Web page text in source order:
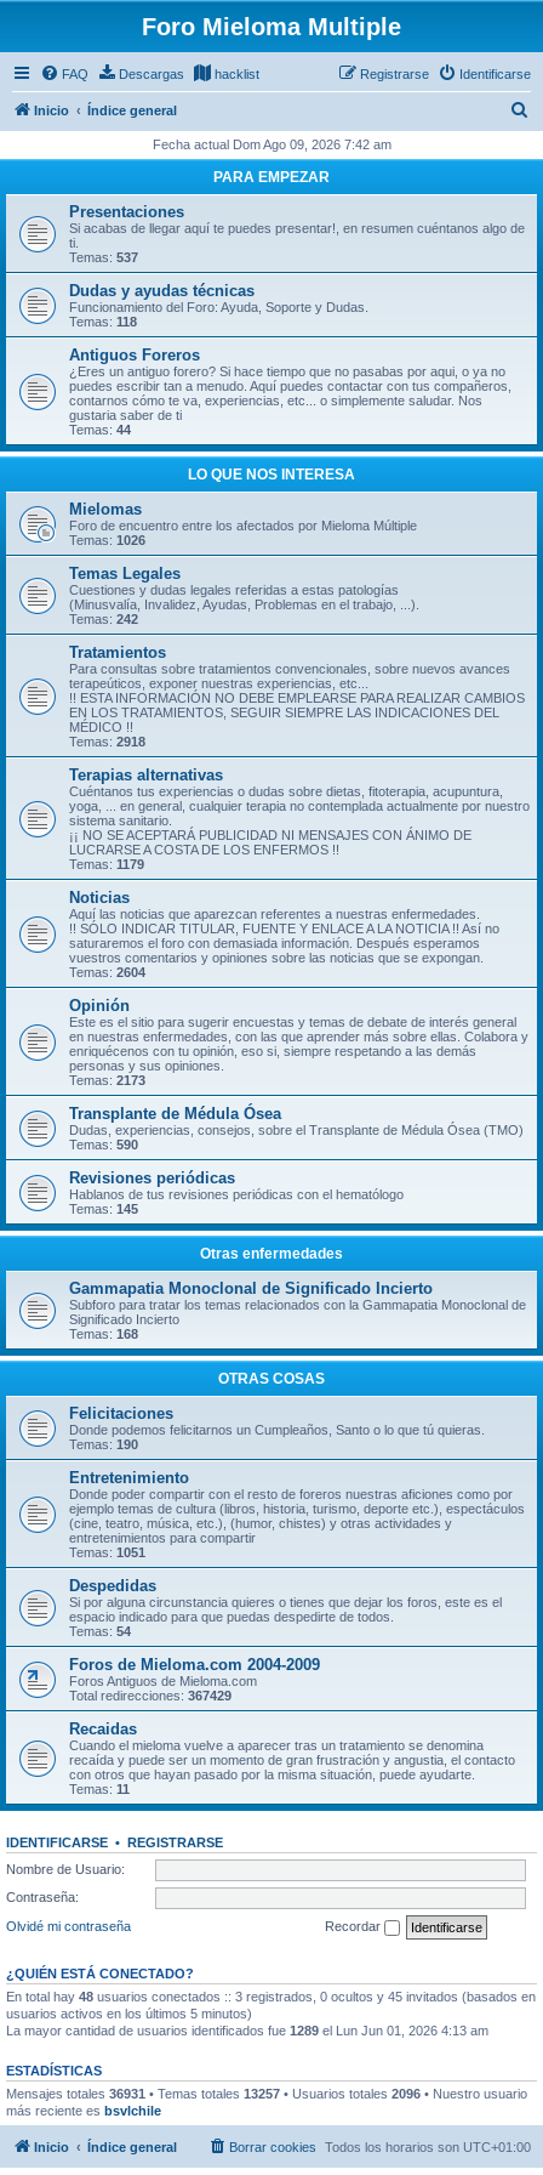
Foro Mieloma Multiple
FAQ Descargas hacklist Identificarse
Registrarse
Inicio Índice general
c
Fecha actual Dom Ago 09, 2026 7:42 am
PARA EMPEZAR
Presentaciones
Si acabas de llegar aquí te puedes presentar!, en resumen cuéntanos algo de
ti.
Temas: 537
Dudas y ayudas técnicas
Funcionamiento del Foro: Ayuda, Soporte y Dudas.
Temas: 118
Antiguos Foreros
¿Eres un antiguo forero? Si hace tiempo que no pasabas por aqui, o ya no
puedes escribir tan a menudo. Aquí puedes contactar con tus compañeros,
contarnos cómo te va, experiencias, etc... o simplemente saludar. Nos
gustaria saber de ti
Temas: 44
LO QUE NOS INTERESA
Mielomas
Foro de encuentro entre los afectados por Mieloma Múltiple
Temas: 1026
Temas Legales
Cuestiones y dudas legales referidas a estas patologías
(Minusvalía, Invalidez, Ayudas, Problemas en el trabajo, ...).
Temas: 242
Tratamientos
Para consultas sobre tratamientos convencionales, sobre nuevos avances
terapeúticos, exponer nuestras experiencias, etc...
!! ESTA INFORMACIÓN NO DEBE EMPLEARSE PARA REALIZAR CAMBIOS
EN LOS TRATAMIENTOS, SEGUIR SIEMPRE LAS INDICACIONES DEL
MÉDICO !!
Temas: 2918
Terapias alternativas
Cuéntanos tus experiencias o dudas sobre dietas, fitoterapia, acupuntura,
yoga, ... en general, cualquier terapia no contemplada actualmente por nuestro
sistema sanitario.
¡¡ NO SE ACEPTARÁ PUBLICIDAD NI MENSAJES CON ÁNIMO DE
LUCRARSE A COSTA DE LOS ENFERMOS !!
Temas: 1179
Noticias
Aquí las noticias que aparezcan referentes a nuestras enfermedades.
!! SÓLO INDICAR TITULAR, FUENTE Y ENLACE A LA NOTICIA !! Así no
saturaremos el foro con demasiada información. Después esperamos
vuestros comentarios y opiniones sobre las noticias que se expongan.
Temas: 2604
Opinión
Este es el sitio para sugerir encuestas y temas de debate de interés general
en nuestras enfermedades, con las que aprender más sobre ellas. Colabora y
enriquécenos con tu opinión, eso si, siempre respetando a las demás
personas y sus opiniones.
Temas: 2173
Transplante de Médula Ósea
Dudas, experiencias, consejos, sobre el Transplante de Médula Ósea (TMO)
Temas: 590
Revisiones periódicas
Hablanos de tus revisiones periódicas con el hematólogo
Temas: 145
Otras enfermedades
Gammapatia Monoclonal de Significado Incierto
Subforo para tratar los temas relacionados con la Gammapatia Monoclonal de
Significado Incierto
Temas: 168
OTRAS COSAS
Felicitaciones
Donde podemos felicitarnos un Cumpleaños, Santo o lo que tú quieras.
Temas: 190
Entretenimiento
Donde poder compartir con el resto de foreros nuestras aficiones como por
ejemplo temas de cultura (libros, historia, turismo, deporte etc.), espectáculos
(cine, teatro, música, etc.), (humor, chistes) y otras actividades y
entretenimientos para compartir
Temas: 1051
Despedidas
Si por alguna circunstancia quieres o tienes que dejar los foros, este es el
espacio indicado para que puedas despedirte de todos.
Temas: 54
Foros de Mieloma.com 2004-2009
Foros Antiguos de Mieloma.com
Total redirecciones: 367429
Recaidas
Cuando el mieloma vuelve a aparecer tras un tratamiento se denomina
recaída y puede ser un momento de gran frustración y angustia, el contacto
con otros que hayan pasado por la misma situación, puede ayudarte.
Temas: 11
IDENTIFICARSE • REGISTRARSE
Nombre de Usuario:
Contraseña:
Olvidé mi contraseña
Recordar
¿QUIÉN ESTÁ CONECTADO?
En total hay 48 usuarios conectados :: 3 registrados, 0 ocultos y 45 invitados (basados en
usuarios activos en los últimos 5 minutos)
La mayor cantidad de usuarios identificados fue 1289 el Lun Jun 01, 2026 4:13 am
ESTADÍSTICAS
Mensajes totales 36931 • Temas totales 13257 • Usuarios totales 2096 • Nuestro usuario
más reciente es bsvlchile
Inicio Índice general Todos los horarios son UTC+01:00
Borrar cookies